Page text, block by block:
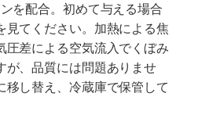
を配合。初めて与える場合
見てください。加熱による焦
圧差による空気流入でくぼみ
が、品質には問題ありませ
移し替え、冷蔵庫で保管して